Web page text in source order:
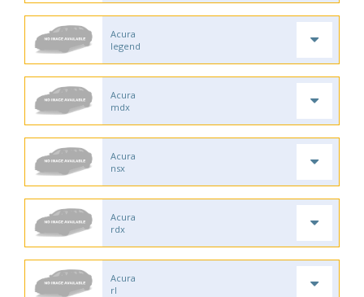
Acura
legend
Acura
mdx
Acura
nsx
Acura
rdx
Acura
rl